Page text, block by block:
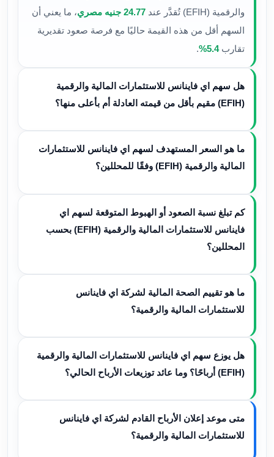
والرقمية (EFIH) تُقدَّر عند
24.77 جنيه مصري
، ما يعني أن
السهم أقل من هذه القيمة حاليًا مع فرصة صعود تقديرية
تقارب5.4%
.
هل سهم اي فاينانس للاستثمارات المالية والرقمية
(EFIH) مقيم بأقل من قيمته العادلة أم بأعلى منها؟
ما هو السعر المستهدف لسهم اي فاينانس للاستثمارات
المالية والرقمية (EFIH) وفقًا للمحللين؟
كم تبلغ نسبة الصعود أو الهبوط المتوقعة لسهم اي
فاينانس للاستثمارات المالية والرقمية (EFIH) بحسب
المحللين؟
ما هو تقييم الصحة المالية لشركة اي فاينانس
للاستثمارات المالية والرقمية؟
هل يوزع سهم اي فاينانس للاستثمارات المالية والرقمية
(EFIH) أرباحًا؟ وما عائد توزيعات الأرباح الحالي؟
متى موعد إعلان الأرباح القادم لشركة اي فاينانس
للاستثمارات المالية والرقمية؟